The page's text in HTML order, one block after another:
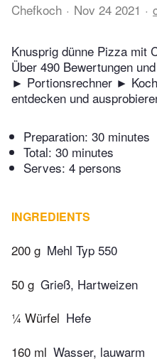
Chefkoch Nov 24 2021
Knusprig dünne Pizza mit
Über 490 Bewertungen
► Portionsrechner ►
entdecken und
Preparation: 30 minutes
Total: 30 minutes
Serves: 4 persons
INGREDIENTS
200 g Mehl Typ 550
50 g Grieß, Hartweizen
¼ Würfel Hefe
160 ml Wasser, lauwarm